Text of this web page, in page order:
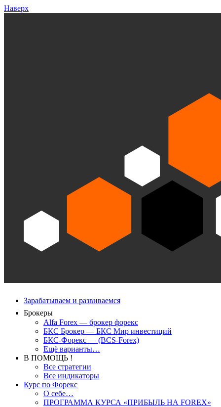
Наверх
Зарабатываем и развиваемся
Брокеры
Alfa Forex — брокер форекс
БКС Брокер — БКС Мир инвестиций
БКС-Форекс — (BCS-Forex)
Ещё варианты…
В ПОМОЩЬ !
Все стратегии
Все индикаторы
Курс по Форекс
О себе…
ПРОГРАММА КУРСА «ПРИБЫЛЬ НА FOREX»